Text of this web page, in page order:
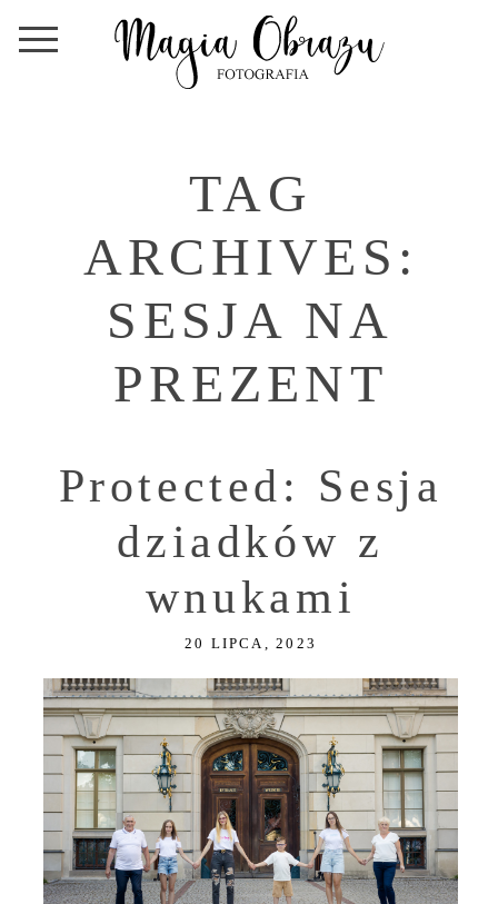
TAG
ARCHIVES:
SESJA NA
PREZENT
Protected: Sesja
dziadków z
wnukami
20 LIPCA, 2023